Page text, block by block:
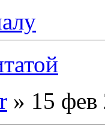
» 15 фев